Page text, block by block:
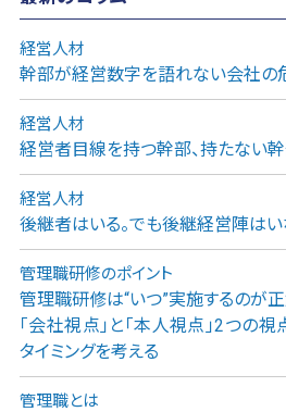
経営人材
幹部が経営数字を語れない会社の
経営人材
経営者目線を持つ幹部、持たない
経営人材
後継者はいる。でも後継経営陣は
管理職研修のポイント
管理職研修は“いつ”実施するのが
「会社視点」と「本人視点」2つの
タイミングを考える
管理職とは